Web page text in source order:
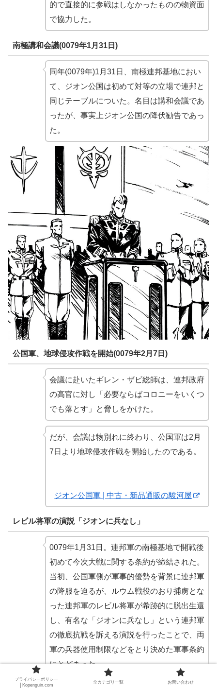
的で直接的に参戦はしなかったものの物資面
で協力した。
南極講和会議(0079年1月31日)
同年(0079年)1月31日、南極連邦基地におい
て、ジオン公国は初めて対等の立場で連邦と
同じテーブルについた。名目は講和会議であ
ったが、事実上ジオン公国の降伏勧告であっ
た。
公国軍、地球侵攻作戦を開始(0079年2月7日)
会議に赴いたギレン・ザビ総師は、連邦政府
の高官に対し「必要ならばコロニーをいくつ
でも落とす」と脅しをかけた。
だが、会議は物別れに終わり、公国軍は2月
7日より地球侵攻作戦を開始したのである。
ジオン公国軍 | 中古・新品通販の駿河屋
レビル将軍の演説「ジオンに兵なし」
0079年1月31日。連邦軍の南極基地で開戦後
初めて今次大戦に関する条約が締結された。
当初、公国軍側が軍事的優勢を背景に連邦軍
の降服を迫るが、ルウム戦役のおり捕虜とな
った連邦軍のレビル将軍が希跡的に脱出生還
し、有名な「ジオンに兵なし」という連邦軍
の徹底抗戦を訴える演説を行ったことで、両
軍の兵器使用制限などをとり決めた軍事条約
にとどまった。
プライバシーポリシー
│Kopenguin.com
全カテゴリ一覧 お問い合わせ